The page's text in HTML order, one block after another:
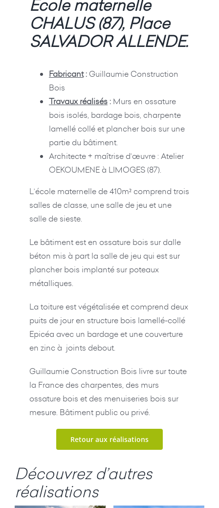
École maternelle
CHALUS (87), Place
SALVADOR ALLENDE.
Fabricant:Guillaumie Construction
Bois
Travaux réalisés:Murs en ossature
bois isolés, bardage bois, charpente
lamellé collé et plancher bois sur une
partie du bâtiment.
Architecte + maîtrise d’œuvre : Atelier
OEKOUMENE à LIMOGES (87).
L’école maternelle de 410m² comprend trois
salles de classe, une salle de jeu et une
salle de sieste.
Le bâtiment est en ossature bois sur dalle
béton mis à part la salle de jeu qui est sur
plancher bois implanté sur poteaux
métalliques.
La toiture est végétalisée et comprend deux
puits de jour en structure bois lamellé-collé
Epicéa avec un bardage et une couverture
en zinc à joints debout.
Guillaumie Construction Bois livre sur toute
la France des charpentes, des murs
ossature bois et des menuiseries bois sur
mesure. Bâtiment public ou privé.
Retour aux réalisations
Découvrez d’autres
réalisations